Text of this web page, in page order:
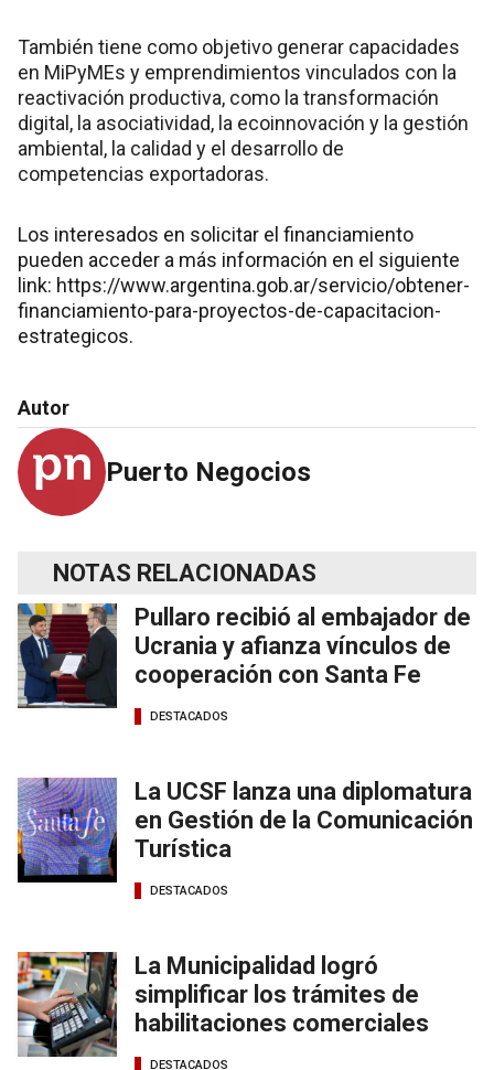
También tiene como objetivo generar capacidades
en MiPyMEs y emprendimientos vinculados con la
reactivación productiva, como la transformación
digital, la asociatividad, la ecoinnovación y la gestión
ambiental, la calidad y el desarrollo de
competencias exportadoras.
Los interesados en solicitar el financiamiento
pueden acceder a más información en el siguiente
link: https://www.argentina.gob.ar/servicio/obtener-
financiamiento-para-proyectos-de-capacitacion-
estrategicos.
Autor
Puerto Negocios
NOTAS RELACIONADAS
Pullaro recibió al embajador de
Ucrania y afianza vínculos de
cooperación con Santa Fe
DESTACADOS
La UCSF lanza una diplomatura
en Gestión de la Comunicación
Turística
DESTACADOS
La Municipalidad logró
simplificar los trámites de
habilitaciones comerciales
DESTACADOS